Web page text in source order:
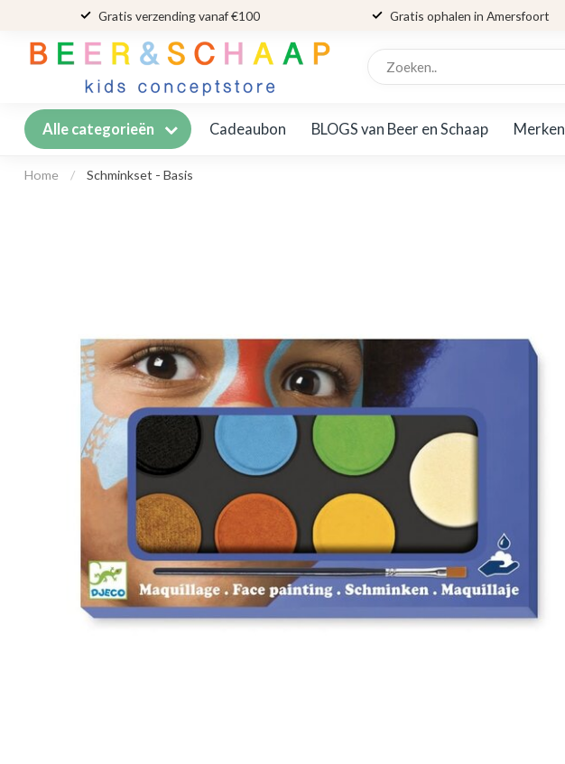
Gratis verzending vanaf €100 Gratis ophalen in Amersfoort
Alle categorieën Cadeaubon BLOGS van Beer en Schaap Merken
Home / Schminkset - Basis